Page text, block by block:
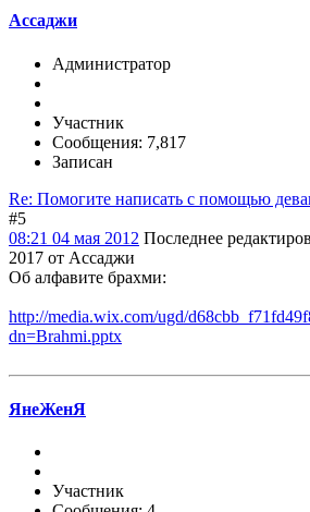
Ассаджи
Администратор
Участник
Сообщения: 7,817
Записан
Re: Помогите написать с помощью
#5
08:21 04 мая 2012 Последнее
2017 от Ассаджи
Об алфавите брахми:
http://media.wix.com/ugd/
dn=Brahmi.pptx
ЯнеЖенЯ
Участник